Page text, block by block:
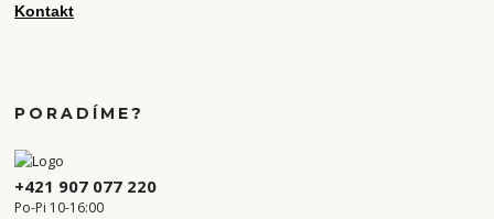
Kontakt
PORADÍME?
+421 907 077 220
Po-Pi 10-16:00